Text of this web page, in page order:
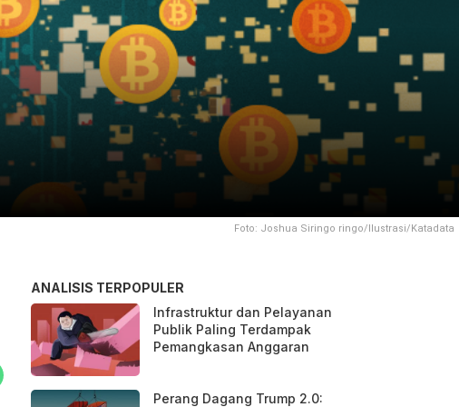
Foto: Joshua Siringo ringo/Ilustrasi/Katadata
ANALISIS TERPOPULER
Infrastruktur dan Pelayanan
Publik Paling Terdampak
Pemangkasan Anggaran
Perang Dagang Trump 2.0: